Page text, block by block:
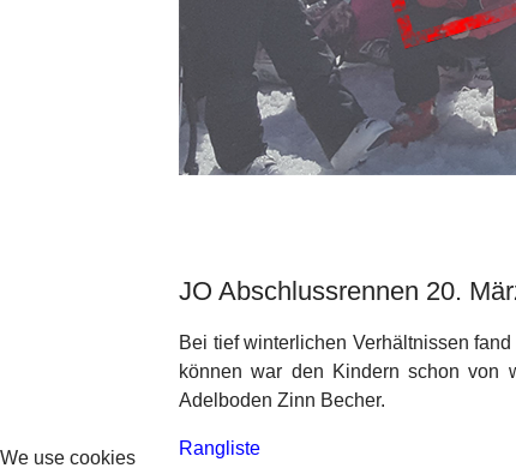
JO Abschlussrennen 20.
Bei tief winterlichen Verhältnissen
können war den Kindern schon von
Adelboden Zinn Becher.
Rangliste
We use cookies